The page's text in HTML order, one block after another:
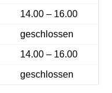
14.00 – 16.00
geschlossen
14.00 – 16.00
geschlossen